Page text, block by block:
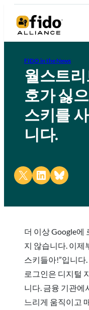
FIDO in the News
월스트
호가 싫
스키를
니다.
Share on X Share on LinkedIn
Share on Bluesky
더 이상 Google에
지 않습니다. 이제
스키들아!”입니다
로그인은 디지털
니다. 금융 기관에
느리게 움직이고